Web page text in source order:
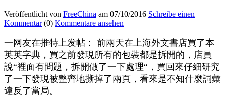
Veröffentlicht von FreeChina am 07/10/2016 Schreibe einen
Kommentar(0) Kommentare ansehen
一网友在推特上发帖： 前兩天在上海外文書店買了本
英英字典，買之前發現所有的包裝都是拆開的，店員
說“裡面有問題，拆開做了一下處理“，買回來仔細研究
了一下發現被整齊地撕掉了兩頁，看來是不知什麼詞彙
違反了當局。